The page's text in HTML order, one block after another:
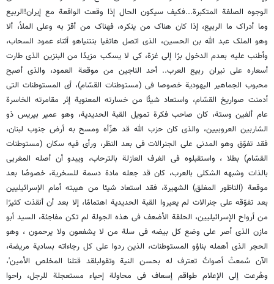
الوجوه الصلفة المتکبرة...فکیف سیکون الحال إذا وقعت الواقعة مع إیران!الربیع
وما أدراک ما الربیع، إذا کان هناک من ینکره، فهناک من أقرّ به وعلى الملأ، ألا
وهو الملک عبد الله بن الحسین، الذی اتصل هاتفیا بنتنیاهو أثناء عمود السحاب،
وأطنب علیه بعدم الدخول برًا إلى غزة، کی لا یسکب مزیدًا من البنزین الذی طارت
أسعاره على نیران ربیع العرب.. أحد الناجین من موقعة العمود، والذی أصبح
محبوب الجماهیر الیهودیة خصوصا فی (مستوطنات القسّام)، أی المستوطنات التی
أدمنت صواریخ القسّام، واستعاد شیئًا من خسارته المعنویة إثر مقامرته الخاسرة
عام ألفین وستة، کان صاحب فکرة تمویل القبة الحدیدیة، وهو عمیر بیریس ذو
الشاربین العروبیین، والذی کان حزب الله قد هزّأه ومسح به أرض جنوب لبنان،
فقد تفوّق وهو المدنی على الجنرالات فی بعد النظر، ورأى فیه سکان (مستوطنات
القسّام) بطلا ، واستقبلوه فی الغرف العازلة بالترحاب، ویبدو أن أصله المغربی
بالذات وشبهه الشکلی بالعرب، کان قد جعله مادة دسمة للسخریة، خصوصًا بعد
موقعة (الناظور المغلق) الشهیرة، فقد استعاد شیئا من هیبته أمام الإسرائیلیین
بعد تفوّقه على جنرالات لم یعیروا القبة الحدیدیة اهتمامًا، إلا بعد أن أنقذت کثیرًا
من أرواح الإسرائیلیین، الحلقة الأضعف فی هذه الجولة لم تکن مفاجئة، السید أبو
مازن الذی أصر على وضع کل بیضه فی سلة من لا یشفعون ولا یرحمون ، وهو
الحجر الذی أهمله بناؤو المستوطنات، الذین ردوا على کل رجاءاته بسادیة مریضة،
الآن سُمعتْ أصواتٌ تعترف له بحسن النیة وتقولبلقد قتلنا المخلص الأمین'،
وهُرعت إلى الإعلام طواقم إسعاف فی محاولة إحیاء مستعجلة للرجل، راحوا